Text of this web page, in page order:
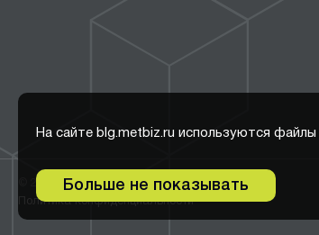
На сайте blg.metbiz.ru используются файлы
Больше не показывать
© 2011-2026 ООО Метбиз
Политика конфиденциальности